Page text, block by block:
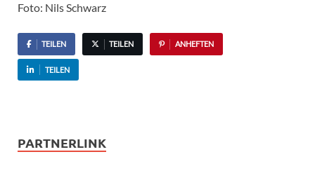
Foto: Nils Schwarz
TEILEN TEILEN ANHEFTEN
TEILEN
PARTNERLINK